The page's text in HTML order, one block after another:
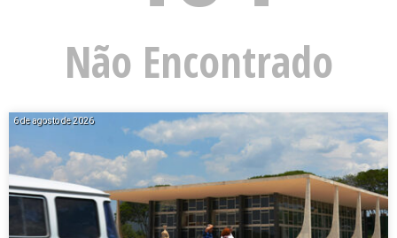
Não Encontrado
6 de agosto de 2026